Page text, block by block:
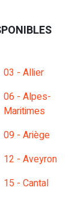
03 - Allier
06 - Alpes-
Maritimes
09 - Ariège
12 - Aveyron
15 - Cantal